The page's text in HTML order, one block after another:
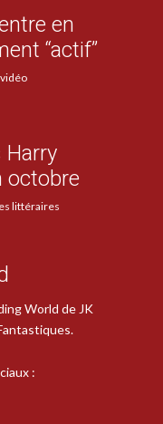
en
“actif”
Harry
octobre
littéraires
World de JK
: